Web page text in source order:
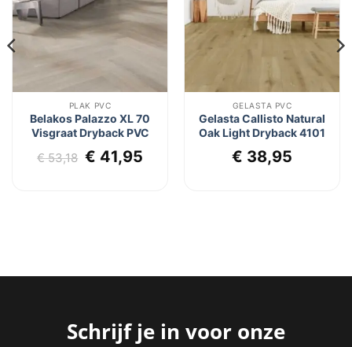
PLAK PVC
Belakos Palazzo XL 70
Visgraat Dryback PVC
€53,18 Oorspronkelijke
€ 41,95Huidige
GELASTA PVC
Gelasta Callisto Natural
Oak Light Dryback 4101
€ 38,95
Schrijf je in voor onze